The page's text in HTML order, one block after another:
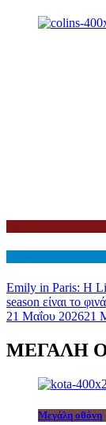
Emily in Paris: Η
season είναι το
21 Μαΐου 202621
ΜΕΓΑΛΗ
Μεγάλη οθόνη